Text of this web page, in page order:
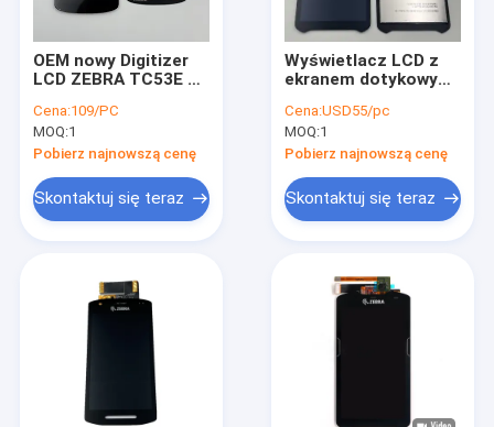
OEM nowy Digitizer
LCD ZEBRA TC53E z
dotykowego do
komputera
mobilnego TC53E 6-
calowy ekran o
rozdzielczości
1080x2160
Cena:109/PC
MOQ:1
Pobierz najnowszą cenę
Skontaktuj się teraz
Wyświetlacz LCD z
ekranem dotykowym
TC52, TC52X,
TC52AX, TC57,
TC57X, TC57AX
Cena:USD55/pc
MOQ:1
Pobierz najnowszą cenę
Skontaktuj się teraz